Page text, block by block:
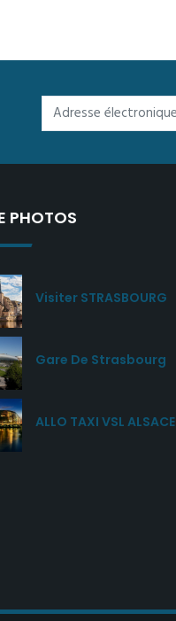
PHOTOS
Visiter STRASBOURG
Gare De Strasbourg
ALLO TAXI VSL ALSACE